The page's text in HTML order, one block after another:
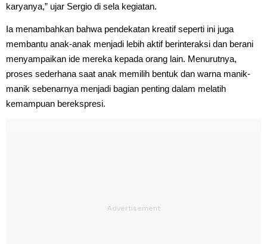
karyanya,” ujar Sergio di sela kegiatan.
Ia menambahkan bahwa pendekatan kreatif seperti ini juga
membantu anak-anak menjadi lebih aktif berinteraksi dan berani
menyampaikan ide mereka kepada orang lain. Menurutnya,
proses sederhana saat anak memilih bentuk dan warna manik-
manik sebenarnya menjadi bagian penting dalam melatih
kemampuan berekspresi.